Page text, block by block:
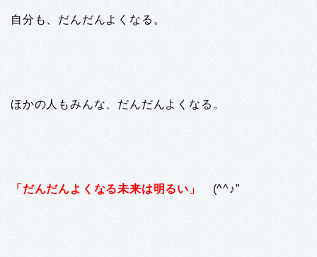
自分も、だんだんよくなる。
ほかの人もみんな、だんだんよくなる。
「だんだんよくなる未来は明るい」 (^^♪”